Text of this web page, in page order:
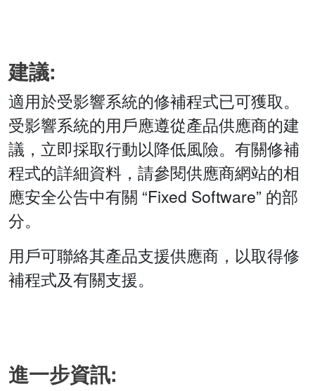
建議:
適用於受影響系統的修補程式已可獲取。
受影響系統的用戶應遵從產品供應商的建
議，立即採取行動以降低風險。有關修補
程式的詳細資料，請參閱供應商網站的相
應安全公告中有關 “Fixed Software” 的部
分。
用戶可聯絡其產品支援供應商，以取得修
補程式及有關支援。
進一步資訊: